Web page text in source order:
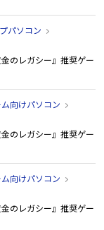
パソコン
のレガシー』推奨ゲー
向けパソコン
のレガシー』推奨ゲー
向けパソコン
のレガシー』推奨ゲー